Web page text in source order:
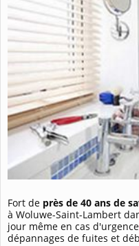
Fort de près de 40 ans de
à Woluwe-Saint-Lambert
jour même en cas
dépannages de fuites et